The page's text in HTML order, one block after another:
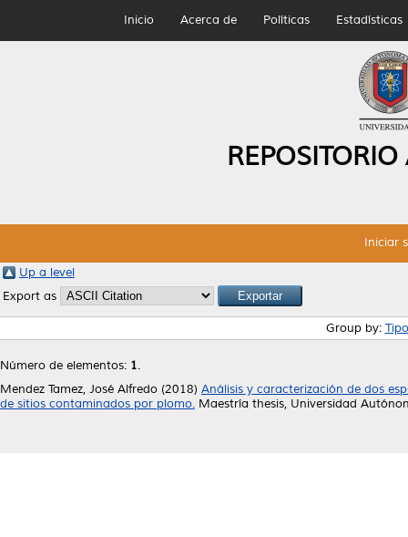
Inicio Acerca de Políticas Estadísticas
Iniciar
Up a level
Export as
Group by:
Número de elementos: 1.
Mendez Tamez, José Alfredo (2018) Análisis y caracterización de dos
de sitios contaminados por plomo. Maestría thesis, Universidad